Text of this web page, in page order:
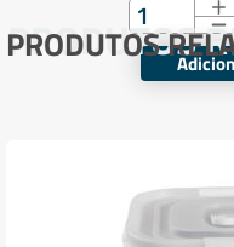
PRODUTOS
PRODUTOS